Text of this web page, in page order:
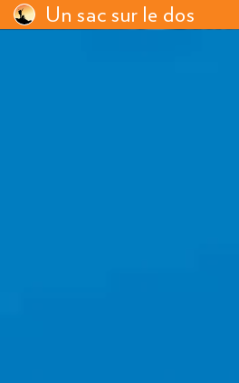
Un sac sur le dos